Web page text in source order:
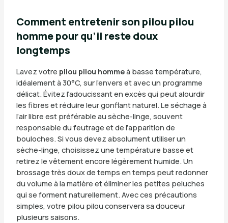
Comment entretenir son pilou pilou
homme pour qu’il reste doux
longtemps
Lavez votre pilou pilou hommeà basse température,
idéalement à 30°C, sur l’envers et avec un programme
délicat. Évitez l’adoucissant en excès qui peut alourdir
les fibres et réduire leur gonflant naturel. Le séchage à
l’air libre est préférable au sèche-linge, souvent
responsable du feutrage et de l’apparition de
bouloches. Si vous devez absolument utiliser un
sèche-linge, choisissez une température basse et
retirez le vêtement encore légèrement humide. Un
brossage très doux de temps en temps peut redonner
du volume à la matière et éliminer les petites peluches
qui se forment naturellement. Avec ces précautions
simples, votre pilou pilou conservera sa douceur
plusieurs saisons.